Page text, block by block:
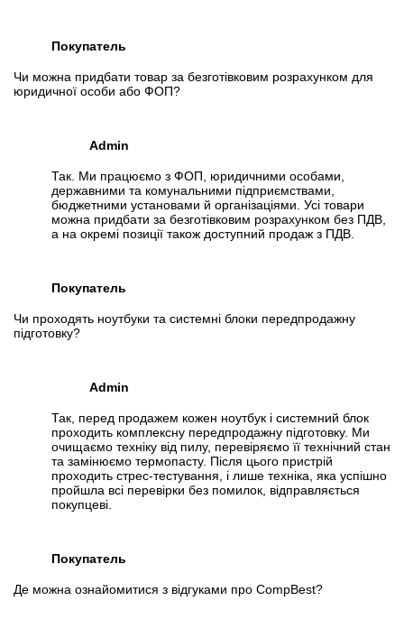
Покупатель
Чи можна придбати товар за безготівковим розрахунком для
юридичної особи або ФОП?
Admin
Так. Ми працюємо з ФОП, юридичними особами,
державними та комунальними підприємствами,
бюджетними установами й організаціями. Усі товари
можна придбати за безготівковим розрахунком без ПДВ,
а на окремі позиції також доступний продаж з ПДВ.
Покупатель
Чи проходять ноутбуки та системні блоки передпродажну
підготовку?
Admin
Так, перед продажем кожен ноутбук і системний блок
проходить комплексну передпродажну підготовку. Ми
очищаємо техніку від пилу, перевіряємо її технічний стан
та замінюємо термопасту. Після цього пристрій
проходить стрес-тестування, і лише техніка, яка успішно
пройшла всі перевірки без помилок, відправляється
покупцеві.
Покупатель
Де можна ознайомитися з відгуками про CompBest?